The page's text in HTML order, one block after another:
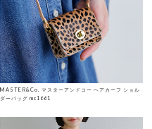
MASTER&Co. マスターアンドコー ヘアカーフ ショル
ダーバッグ mc1661